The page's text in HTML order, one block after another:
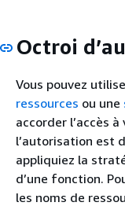
Octroi
Vous pouvez
ressources ou une
accorder l’accès
l’autorisation est
appliquiez la
d’une fonction.
les noms de